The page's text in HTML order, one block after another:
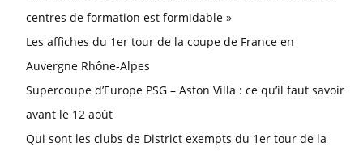
centres de formation est formidable »
Les affiches du 1er tour de la coupe de France en
Auvergne Rhône-Alpes
Supercoupe d’Europe PSG – Aston Villa : ce qu’il faut savoir
avant le 12 août
Qui sont les clubs de District exempts du 1er tour de la